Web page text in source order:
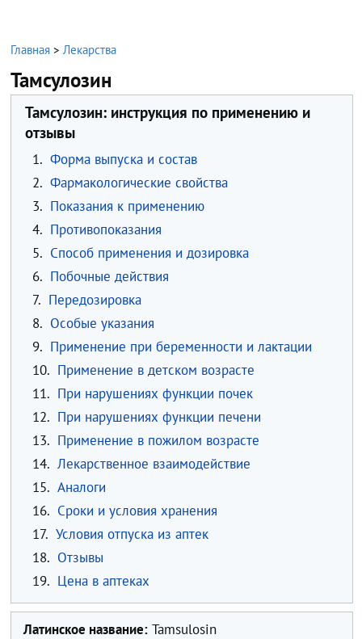
Главная >Лекарства
Тамсулозин
Тамсулозин: инструкция по применению и
отзывы
1. Форма выпуска и состав
2. Фармакологические свойства
3. Показания к применению
4. Противопоказания
5. Способ применения и дозировка
6. Побочные действия
7. Передозировка
8. Особые указания
9. Применение при беременности и лактации
10. Применение в детском возрасте
11. При нарушениях функции почек
12. При нарушениях функции печени
13. Применение в пожилом возрасте
14. Лекарственное взаимодействие
15. Аналоги
16. Сроки и условия хранения
17. Условия отпуска из аптек
18. Отзывы
19. Цена в аптеках
Латинское название: Tamsulosin